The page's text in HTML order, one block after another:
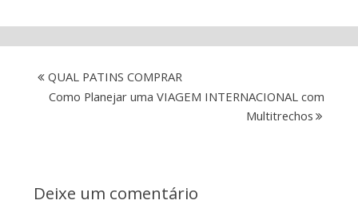
QUAL PATINS COMPRAR
Como Planejar uma VIAGEM INTERNACIONAL com
Multitrechos
Deixe um comentário